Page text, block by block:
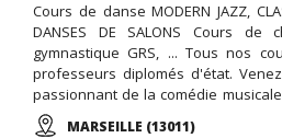
Cours de danse MODERN JAZZ,
DANSES DE SALONS Cours
gymnastique GRS, ... Tous nos
professeurs diplomés d'état.
passionnant de la comédie
Stages vacances, Anniversaires, ...
MARSEILLE (13011)